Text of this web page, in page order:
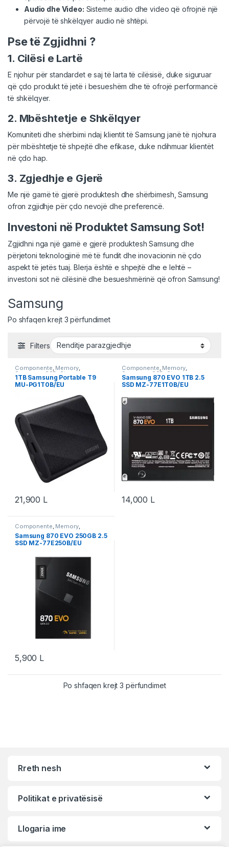
Audio dhe Video: Sisteme audio dhe video që ofrojnë një
përvojë të shkëlqyer audio në shtëpi.
Pse të Zgjidhni ?
1. Cilësi e Lartë
E njohur për standardet e saj të larta të cilësisë, duke siguruar
që çdo produkt të jetë i besueshëm dhe të ofrojë performancë
të shkëlqyer.
2. Mbështetje e Shkëlqyer
Komuniteti dhe shërbimi ndaj klientit të Samsung janë të njohura
për mbështetje të shpejtë dhe efikase, duke ndihmuar klientët
në çdo hap.
3. Zgjedhje e Gjerë
Me një gamë të gjerë produktesh dhe shërbimesh, Samsung
ofron zgjidhje për çdo nevojë dhe preferencë.
Investoni në Produktet Samsung Sot!
Zgjidhni nga një gamë e gjerë produktesh Samsung dhe
përjetoni teknologjinë më të fundit dhe inovacionin në çdo
aspekt të jetës tuaj. Blerja është e shpejtë dhe e lehtë –
investoni sot në cilësinë dhe besueshmërinë që ofron Samsung!
Samsung
Po shfaqen krejt 3 përfundimet
Filters
Componente, Memory,
Samsung SSD ,Storage
1TB Samsung Portable T9
MU-PG1T0B/EU
21,900 L
Componente, Memory,
Samsung SSD, Storage
Samsung 870 EVO 1TB 2.5
SSD MZ-77E1T0B/EU
14,000 L
Componente, Memory,
Samsung SSD, Storage
Samsung 870 EVO 250GB 2.5
SSD MZ-77E250B/EU
5,900 L
Po shfaqen krejt 3 përfundimet
Rreth nesh
Politikat e privatësisë
Llogaria ime